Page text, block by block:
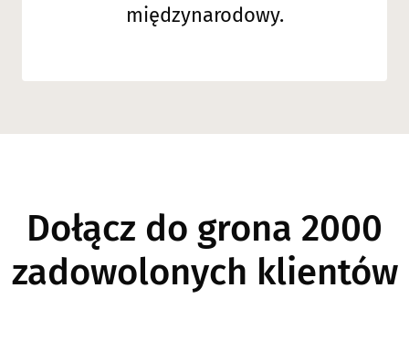
międzynarodowy.
Dołącz do grona 2000
zadowolonych klientów